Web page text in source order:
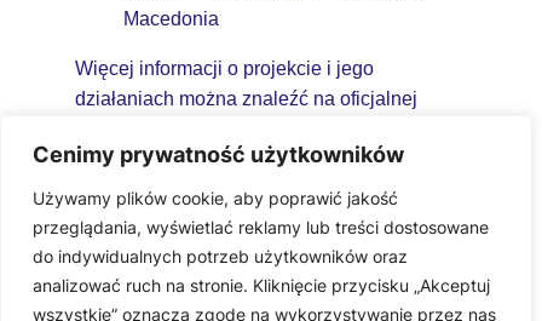
Cenimy prywatność użytkowników
Używamy plików cookie, aby poprawić jakość
przeglądania, wyświetlać reklamy lub treści dostosowane
do indywidualnych potrzeb użytkowników oraz
analizować ruch na stronie. Kliknięcie przycisku „Akceptuj
wszystkie” oznacza zgodę na wykorzystywanie przez nas
Macedonia
Więcej informacji o projekcie i jego
działaniach można znaleźć na oficjalnej
https://equagents.eu/